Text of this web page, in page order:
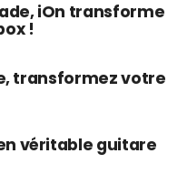
iOn transforme
!
transformez votre
véritable guitare